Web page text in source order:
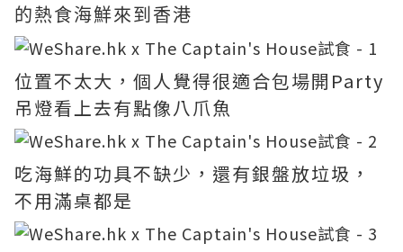
的熱食海鮮來到香港
位置不太大，個人覺得很適合包場開Party
吊燈看上去有點像八爪魚
吃海鮮的功具不缺少，還有銀盤放垃圾，
不用滿桌都是